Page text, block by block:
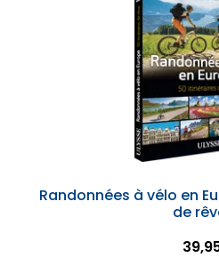
Randonnées à vélo en
de